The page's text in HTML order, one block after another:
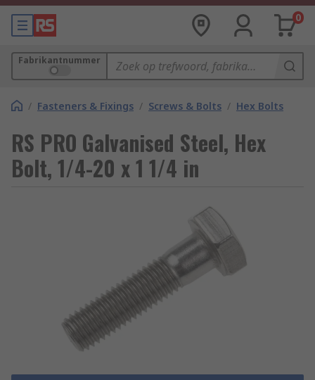
0
Fabrikantnummer
/ Fasteners & Fixings / Screws & Bolts / Hex Bolts
RS PRO Galvanised Steel, Hex
Bolt, 1/4-20 x 1 1/4 in